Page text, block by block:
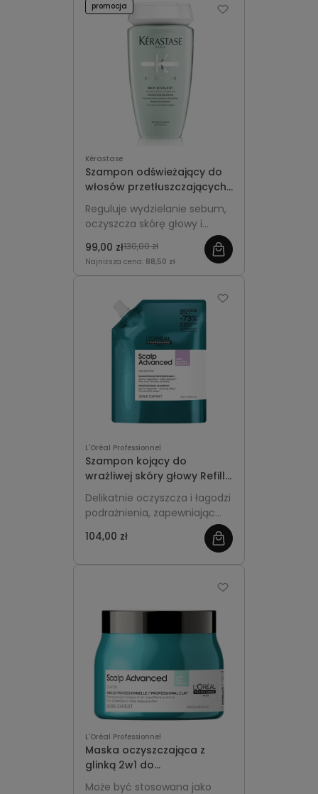
regularnego stosowania.
Kérastase
Szampon odświeżający do
włosów przetłuszczających
się - Kérastase Specifique
Bain Divalent 250ml
Reguluje wydzielanie sebum,
oczyszcza skórę głowy i
pozostawiając je lekkie, sypkie
i pełne blasku.
99,00 zł130,00 zł
Najniższa cena: 88,50 zł
promocja
L'Oréal Professionnel
Szampon kojący do
wrażliwej skóry głowy Refill
500ml - L'Oréal
Professionnel Scalp
Advanced Anti-Discomfort
Delikatnie oczyszcza i łagodzi
podrażnienia, zapewniając
długotrwały komfort skórze
głowy. Ekologiczne
104,00 zł
L'Oréal Professionnel
Maska oczyszczająca z
glinką 2w1 do
przetłuszczającej się skóry
Może być stosowana jako